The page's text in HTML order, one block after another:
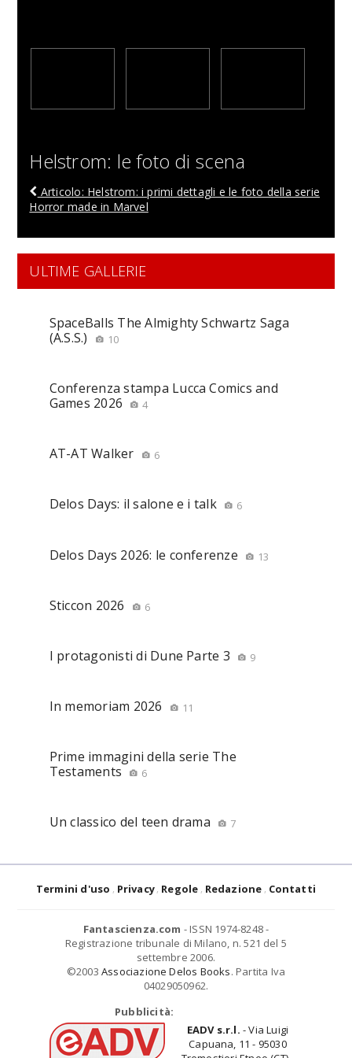
Helstrom: le foto di scena
Articolo: Helstrom: i primi dettagli e le foto della serie
Horror made in Marvel
ULTIME GALLERIE
SpaceBalls The Almighty Schwartz Saga
(A.S.S.)
10
Conferenza stampa Lucca Comics and
Games 2026
4
AT-AT Walker 6
Delos Days: il salone e i talk 6
Delos Days 2026: le conferenze 13
Sticcon 2026 6
I protagonisti di Dune Parte 3 9
In memoriam 2026 11
Prime immagini della serie The
Testaments
6
Un classico del teen drama 7
Termini d'uso Privacy Regole Redazione Contatti
Fantascienza.com - ISSN 1974-8248 -
Registrazione tribunale di Milano, n. 521 del 5
settembre 2006.
©2003 Associazione Delos Books. Partita Iva
04029050962.
Pubblicità:
EADV s.r.l. - Via Luigi
Capuana, 11 - 95030